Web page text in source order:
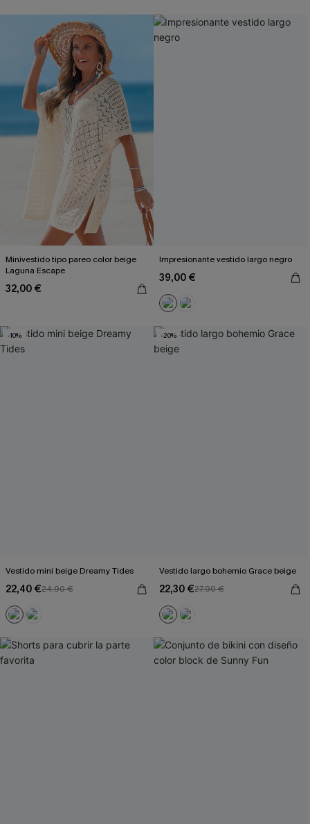
Minivestido tipo pareo color beige
Laguna Escape
32,00 €
Impresionante vestido largo negro
39,00 €
-10%
Vestido mini beige Dreamy Tides
22,40 €24,90 €
-20%
Vestido largo bohemio Grace beige
22,30 €27,90 €